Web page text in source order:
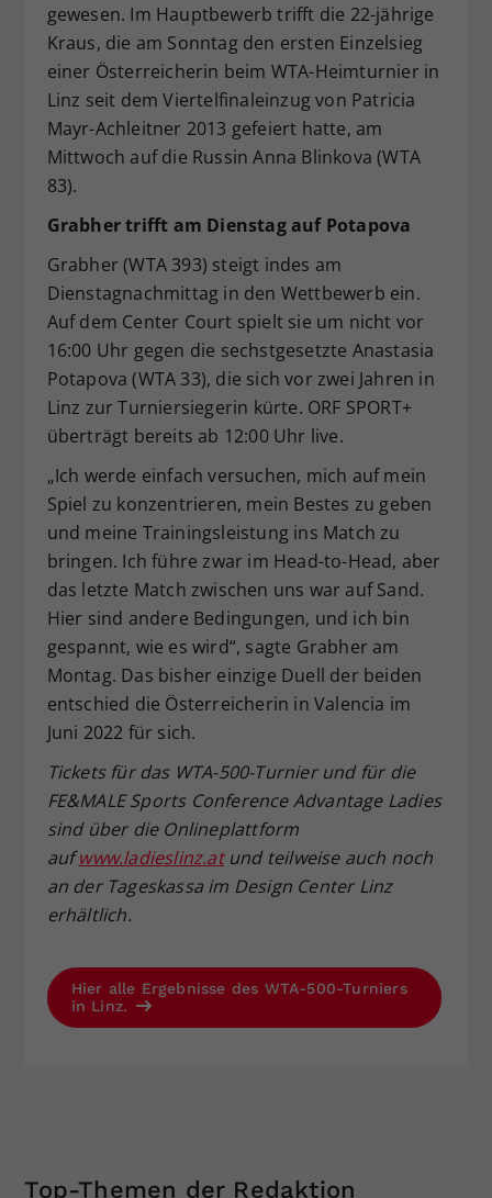
gewesen. Im Hauptbewerb trifft die 22-jährige
Kraus, die am Sonntag den ersten Einzelsieg
einer Österreicherin beim WTA-Heimturnier in
Linz seit dem Viertelfinaleinzug von Patricia
Mayr-Achleitner 2013 gefeiert hatte, am
Mittwoch auf die Russin Anna Blinkova (WTA
83).
Grabher trifft am Dienstag auf Potapova
Grabher (WTA 393) steigt indes am
Dienstagnachmittag in den Wettbewerb ein.
Auf dem Center Court spielt sie um nicht vor
16:00 Uhr gegen die sechstgesetzte Anastasia
Potapova (WTA 33), die sich vor zwei Jahren in
Linz zur Turniersiegerin kürte. ORF SPORT+
überträgt bereits ab 12:00 Uhr live.
„Ich werde einfach versuchen, mich auf mein
Spiel zu konzentrieren, mein Bestes zu geben
und meine Trainingsleistung ins Match zu
bringen. Ich führe zwar im Head-to-Head, aber
das letzte Match zwischen uns war auf Sand.
Hier sind andere Bedingungen, und ich bin
gespannt, wie es wird“, sagte Grabher am
Montag. Das bisher einzige Duell der beiden
entschied die Österreicherin in Valencia im
Juni 2022 für sich.
Tickets für das WTA-500-Turnier und für die
FE&MALE Sports Conference Advantage Ladies
sind über die Onlineplattform
auf www.ladieslinz.atund teilweise auch noch
an der Tageskassaim Design Center Linz
erhältlich.
Hier alle Ergebnisse des WTA-500-Turniers
in Linz.
Top-Themen der Redaktion